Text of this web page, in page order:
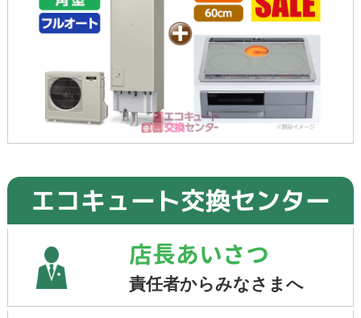
エコキュート交換センター
店長あいさつ
責任者からみなさまへ